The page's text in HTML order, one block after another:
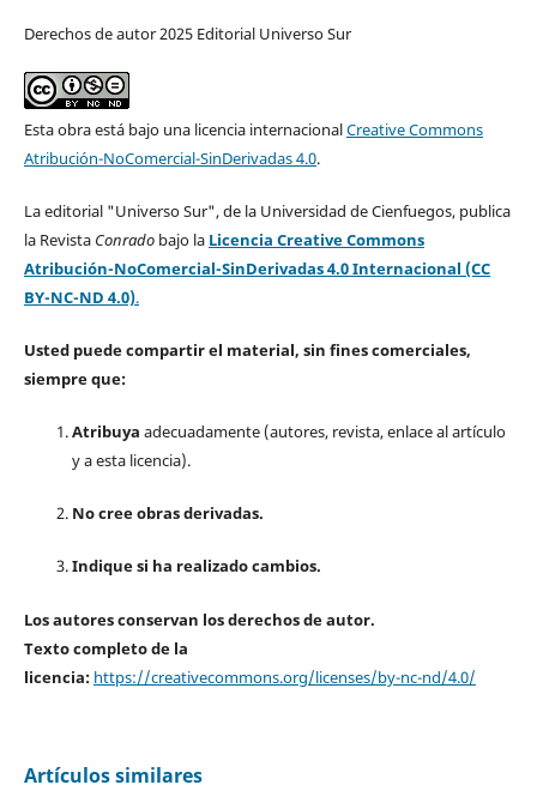
Derechos de autor 2025 Editorial Universo Sur
Esta obra está bajo una licencia internacionalCreative Commons
Atribución-NoComercial-SinDerivadas 4.0.
La editorial "Universo Sur", de la Universidad de Cienfuegos, publica
la Revista Conradobajo la Licencia Creative Commons
Atribución-NoComercial-SinDerivadas 4.0 Internacional (CC
BY-NC-ND 4.0).
Usted puede compartir el material, sin fines comerciales,
siempre que:
Atribuya adecuadamente (autores, revista, enlace al artículo
y a esta licencia).
No cree obras derivadas.
Indique si ha realizado cambios.
Los autores conservan los derechos de autor.
Texto completo de la
licencia: https://creativecommons.org/licenses/by-nc-nd/4.0/
Artículos similares